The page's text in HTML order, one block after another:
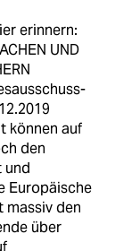
erinnern:
UND
können auf
den
und
Europäische
massiv den
über